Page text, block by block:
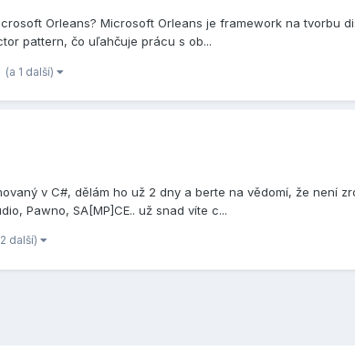
Orleans? Microsoft Orleans je framework na tvorbu
pattern, čo uľahčuje prácu s ob...
(a 1 další)
v C#, dělám ho už 2 dny a berte na vědomí, že není
Pawno, SA[MP]CE.. už snad víte c...
další)